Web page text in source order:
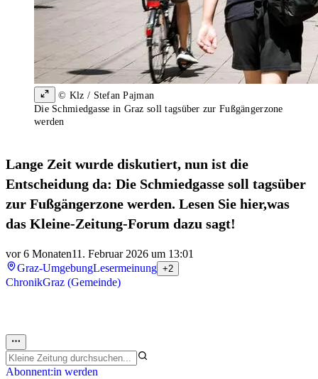
© Klz / Stefan Pajman
Die Schmiedgasse in Graz soll tagsüber zur Fußgängerzone
werden
Lange Zeit wurde diskutiert, nun ist die
Entscheidung da: Die Schmiedgasse soll tagsüber
zur Fußgängerzone werden. Lesen Sie hier,was
das Kleine-Zeitung-Forum dazu sagt!
vor 6 Monaten11. Februar 2026 um 13:01
Graz-UmgebungLesermeinung +2
ChronikGraz (Gemeinde)
Abonnent:in werden